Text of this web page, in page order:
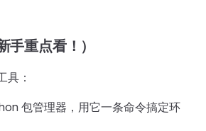
手重点看！）
具：
包管理器，用它一条命令搞定环